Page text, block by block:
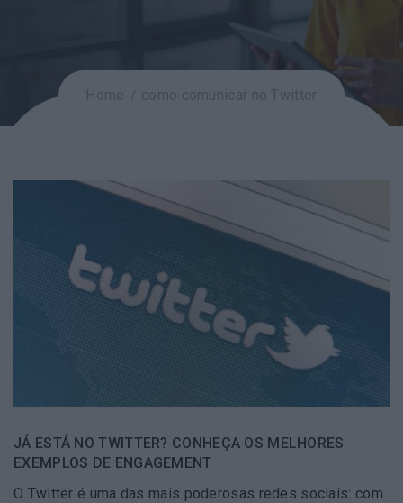
JÁ ESTÁ NO TWITTER? CONHEÇA OS MELHORES
EXEMPLOS DE ENGAGEMENT
O Twitter é uma das mais poderosas redes sociais: com